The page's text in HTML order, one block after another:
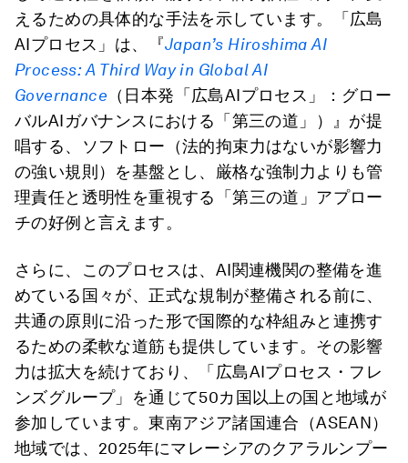
えるための具体的な手法を示しています。「広島
AIプロセス」は、『Japan’s Hiroshima AI
Process:A Third Way in Global AI
Governance （日本発「広島AIプロセス」：グロー
バルAIガバナンスにおける「第三の道」）』が提
唱する、ソフトロー（法的拘束力はないが影響力
の強い規則）を基盤とし、厳格な強制力よりも管
理責任と透明性を重視する「第三の道」アプロー
チの好例と言えます。
さらに、このプロセスは、AI関連機関の整備を進
めている国々が、正式な規制が整備される前に、
共通の原則に沿った形で国際的な枠組みと連携す
るための柔軟な道筋も提供しています。その影響
力は拡大を続けており、「広島AIプロセス・フレ
ンズグループ」を通じて50カ国以上の国と地域が
参加しています。東南アジア諸国連合（ASEAN）
地域では、2025年にマレーシアのクアラルンプー